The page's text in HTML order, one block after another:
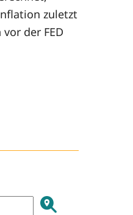
zuletzt
der FED